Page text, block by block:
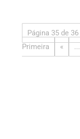
Página 35 de 36
Primeira
« ...